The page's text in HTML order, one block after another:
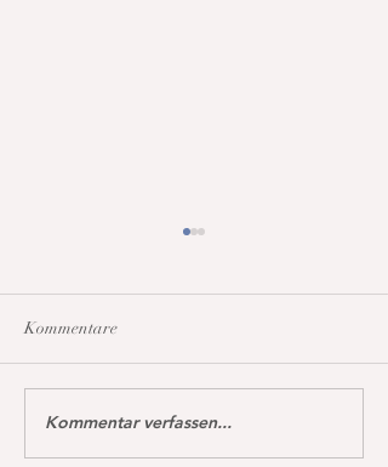
Dream of Love gewinnt
erstmals S** 1,45m
Kommentare
Kommentar verfassen...